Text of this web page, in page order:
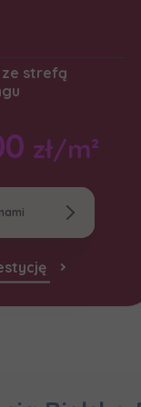
strefą
zł/m²
E-mail
Регламент